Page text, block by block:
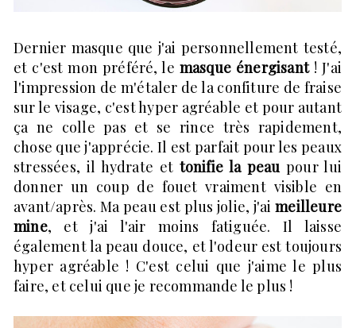
Dernier masque que j'ai personnellement testé,
et c'est mon préféré, le masque énergisant ! J'ai
l'impression de m'étaler de la confiture de fraise
sur le visage, c'est hyper agréable et pour autant
ça ne colle pas et se rince très rapidement,
chose que j'apprécie. Il est parfait pour les peaux
stressées, il hydrate et tonifie la peaupour lui
donner un coup de fouet vraiment visible en
avant/après. Ma peau est plus jolie, j'aimeilleure
mine, et j'ai l'air moins fatiguée. Il laisse
également la peau douce, et l'odeur est toujours
hyper agréable ! C'est celui que j'aime le plus
faire, et celui que je recommande le plus !